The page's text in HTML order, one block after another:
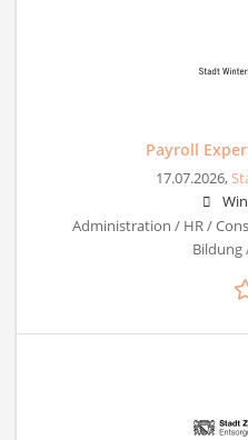
Payroll
17.07.2026,
Administration / HR /
Bildung